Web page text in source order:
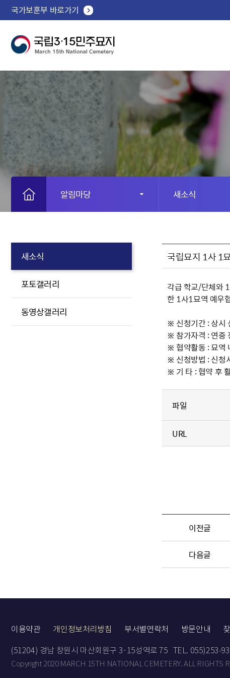
국가보훈부 바로가기
알림마당 새소식
새소식
포토갤러리
동영상갤러리
국립묘지 1사 1
각급 학교/단체와
한 1사1묘역 예우
※ 신청기간 : 상시
※ 참가자격 : 연중
※ 협약활동 : 묘역
※ 신청방법 : 신청
※ 기 타 : 협약 후
파일
URL
이전글
다음글
이용약관 개인정보처리방침 부서별연락처 방문안내
(51204) 경남 창원시 마산회원구 3·15성역로 75 TEL. 055)253-
Copyright 2020 MARCH 15TH NATIONAL CEMETERY. ALL RIGHTS